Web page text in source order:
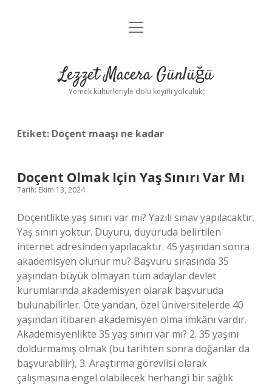
Anasayfa
Yasal Uyarı
menüyü
Lezzet Macera Günlüğü
Yemek kültürleriyle dolu keyifli yolculuk!
Etiket: Doçent maaşı ne kadar
Doçent Olmak Için Yaş Sınırı Var Mı
Tarih: Ekim 13, 2024
Doçentlikte yaş sınırı var mı? Yazılı sınav yapılacaktır.
Yaş sınırı yoktur. Duyuru, duyuruda belirtilen
internet adresinden yapılacaktır. 45 yaşından sonra
akademisyen olunur mu? Başvuru sırasında 35
yaşından büyük olmayan tüm adaylar devlet
kurumlarında akademisyen olarak başvuruda
bulunabilirler. Öte yandan, özel üniversitelerde 40
yaşından itibaren akademisyen olma imkânı vardır.
Akademisyenlikte 35 yaş sınırı var mı? 2. 35 yaşını
doldurmamış olmak (bu tarihten sonra doğanlar da
başvurabilir), 3. Araştırma görevlisi olarak
çalışmasına engel olabilecek herhangi bir sağlık